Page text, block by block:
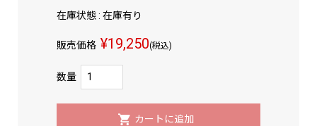
在庫状態 : 在庫有り
販売価格 ¥19,250(税込)
数量